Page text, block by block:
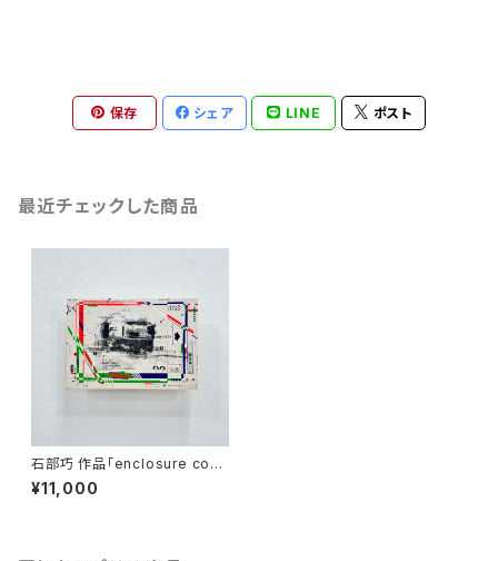
保存 シェア LINE ポスト
最近チェックした商品
石部巧 作品「enclosure com
position」
¥11,000